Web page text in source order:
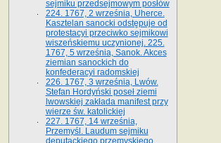
sejmiku przedsejmo­wym posłów
224. 1767, 2 września, Uherce.
Kasztelan sanocki odstępuje od
protestacyi przeciwko sejmikowi
wiszeńskiemu uczynionej. 225.
1767, 5 września, Sanok. Akces
ziemian sanockich do
konfederacyi radomskiej
226. 1767, 3 września, Lwów.
Stefan Hordyński poseł ziemi
lwowskiej zakłada manifest przy
wierze św. ka­tolickiej
227. 1767, 14 września,
Przemyśl. Laudum sejmiku
deputackiego przemyskiego